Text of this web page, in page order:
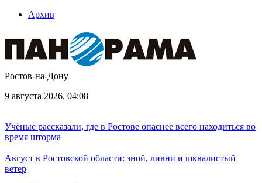
Архив
Ростов-на-Дону
9 августа 2026, 04:08
Учёные рассказали, где в Ростове опаснее всего находиться во
время шторма
Август в Ростовской области: зной, ливни и шквалистый
ветер